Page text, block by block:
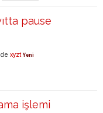
pause
xyzt Yeni
işlemi